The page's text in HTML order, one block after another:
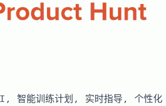
智能训练计划, 实时指导, 个性化